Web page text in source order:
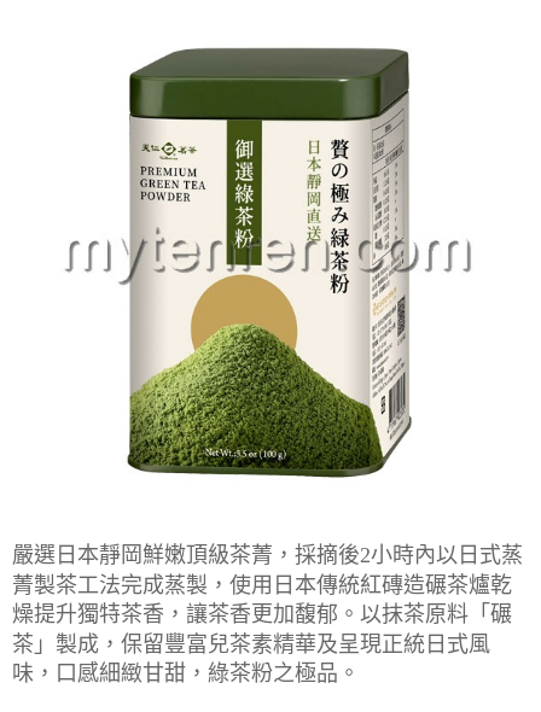
1.本服務由台灣大哥大提供，台灣大哥大用戶可立即使用無須另外申請。
2.付款方式選擇「大哥付你分期」，訂單成立後會自動跳轉到大哥付的交易
流程，驗證手機門號後，選擇欲分期的期數、繳款截止日，確認付款後即完
3.實際核准額度、可分期數及費用金額請依後續交易確認頁面所載為準。
4.訂單成立30分鐘內，如未前往確認交易或遇審核未通過，訂單將自動取
消。如遇「轉專審核」未通過狀況，表示未達大哥付你分期系統評分，恕無
法說明評估內容。
1.分期款項不併入電信帳單，「大哥付你分期」於每月結算日後寄送繳費提
2.透過簡訊連結打開帳單後，可選擇「超商條碼／台灣大直營門市／銀行轉
帳／街口支付／iPASS MONEY」等通路繳費。
1.本服務係由「台灣大哥大股份有限公司」（以下簡稱本公司）所提供，讓
用戶於交易時，得透過本服務購買商品或服務，並由商店將買賣／分期付款
買賣價金債權讓與本公司後，依約使用本公司帳單繳交帳款。
2.基於同意付款使用「大哥付你分期」之契約關係目的，商店將以您的個人
資料（包含姓名、電話或地址）提供予台灣大哥大進項蒐集、處理及利用，
由本公司與您本人進行分期帳單所需資料之確認、核對及更正。
AFTEE先享後付是「在收到商品之後才付款」的支付方式。 讓您購物簡單
１．簡單：不需註冊會員、不需綁卡、不需儲值。
２．便利：只要手機號碼，簡訊認證，即可結帳。
３．安心：先確認商品／服務後，再付款。
【「AFTEE先享後付」結帳流程】
１．於結帳方式選擇「AFTEE先享後付」後，將跳轉至「AFTEE先享後付」
結帳頁面，進行簡訊認證並確認金額後，即可完成結帳。
２．訂單成立數日內，您將收到繳費通知簡訊。
３．收到繳費通知簡訊後14天內，點擊此簡訊中的連結，可透過四大超商／
ATM／網路銀行／等多元方式進行付款，方視為交易完成。
※ 請注意：結帳手續完成當下不需立刻繳費，但若您需要取消訂單，請聯絡
購買商品的店家。未經商家同意取消之訂單仍視為有效，需透過AFTEE先享
後付繳納相關費用。
※ 交易是否成功請以「AFTEE先享後付 」之結帳頁面顯示為準，若有關於
是否繳費成功／繳費後需取消欲退款等相關疑問，請聯繫「AFTEE先享後付
１．透過由恩沛科技股份有限公司提供之「AFTEE先享後付」服務完成之交
易，需依本服務之必要範圍內提供個人資料，並將交易相關給付款項請求債
權轉讓予恩沛科技股份有限公司。
２．關於個人資料處理事宜，請瀏覽以下網址：
https://aftee.tw/terms/#terms3
３．未成年的使用者請事先徵得法定代理人或監護人之同意方可使用
「AFTEE先享後付」，若未經同意申辦者引起之損失，本公司不負相關責
每筆NT$70，滿NT$899(含以上)免運費
付款後7-11取貨
每筆NT$70，滿NT$899(含以上)免運費
每筆NT$100，滿NT$1,000(含以上)免運費
京站台北店客服中心(1F星巴克旁) 即日起不提供京站紙袋，取件時
請自備購物袋，若需購買紙袋可現場詢問
嚴選日本靜岡鮮嫩頂級茶菁，採摘後2小時內以日式蒸
菁製茶工法完成蒸製，使用日本傳統紅磚造碾茶爐乾
燥提升獨特茶香，讓茶香更加馥郁。以抹茶原料「碾
茶」製成，保留豐富兒茶素精華及呈現正統日式風
味，口感細緻甘甜，綠茶粉之極品。